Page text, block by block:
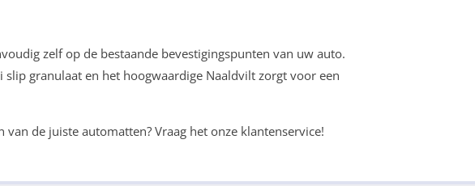
zelf op de bestaande bevestigingspunten van uw auto.
slip granulaat en het hoogwaardige Naaldvilt zorgt voor een
de juiste automatten? Vraag het onze klantenservice!